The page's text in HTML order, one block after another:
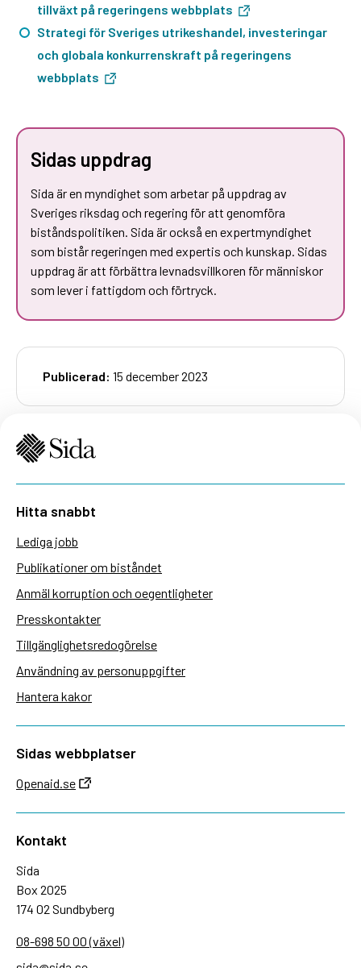
tillväxt på regeringens webbplats
Strategi för Sveriges utrikeshandel, investeringar
och globala konkurrenskraft på regeringens
webbplats
Sidas uppdrag
Sida är en myndighet som arbetar på uppdrag av
Sveriges riksdag och regering för att genomföra
biståndspolitiken. Sida är också en expertmyndighet
som bistår regeringen med expertis och kunskap. Sidas
uppdrag är att förbättra levnadsvillkoren för människor
som lever i fattigdom och förtryck.
Publicerad: 15 december 2023
Hitta snabbt
Lediga jobb
Publikationer om biståndet
Anmäl korruption och oegentligheter
Presskontakter
Tillgänglighetsredogörelse
Användning av personuppgifter
Hantera kakor
Sidas webbplatser
Openaid.se
Kontakt
Sida
Box 2025
174 02 Sundbyberg
08-698 50 00 (växel)